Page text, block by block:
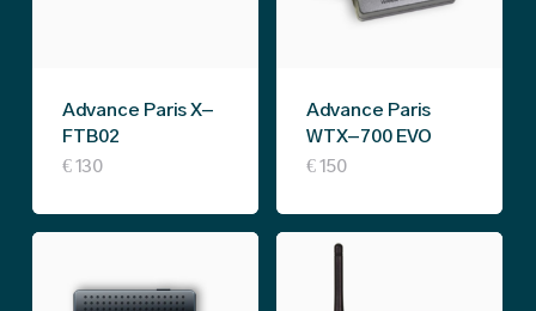
Advance Paris X-
FTB02
€130
Advance Paris
WTX-700 EVO
€ 150